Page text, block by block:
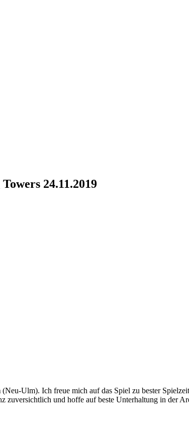
24.11.2019
Ulm). Ich freue mich auf das Spiel zu bester
zuversichtlich und hoffe auf beste Unterhaltung in der